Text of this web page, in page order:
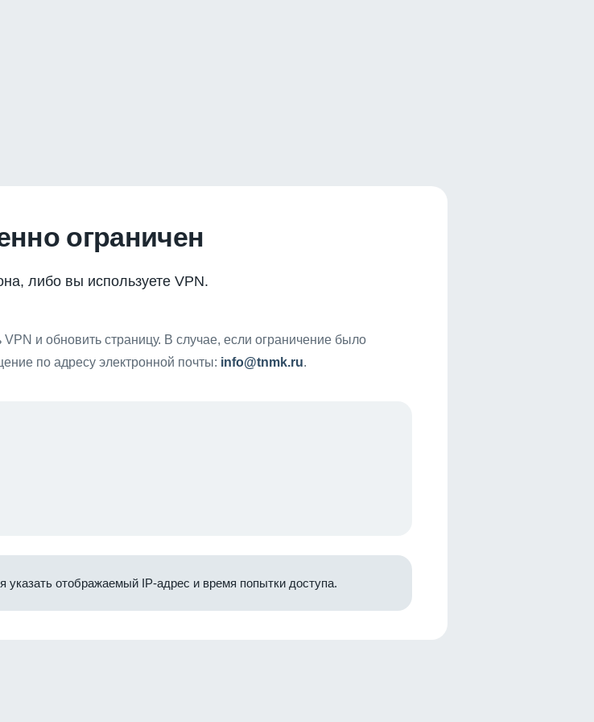
ограничен
либо вы используете VPN.
и обновить страницу. В случае, если ограничение было
по адресу электронной почты: info@tnmk.ru.
отображаемый IP-адрес и время попытки доступа.